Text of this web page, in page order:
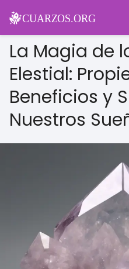
La Magia de
Elestial:
Beneficios y
Nuestros